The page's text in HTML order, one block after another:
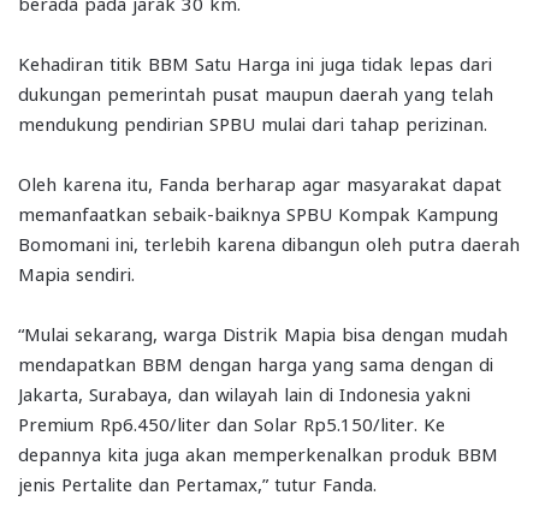
Kehadiran titik BBM Satu Harga ini juga tidak lepas dari
dukungan pemerintah pusat maupun daerah yang telah
mendukung pendirian SPBU mulai dari tahap perizinan.
Oleh karena itu, Fanda berharap agar masyarakat dapat
memanfaatkan sebaik-baiknya SPBU Kompak Kampung
Bomomani ini, terlebih karena dibangun oleh putra daerah
Mapia sendiri.
“Mulai sekarang, warga Distrik Mapia bisa dengan mudah
mendapatkan BBM dengan harga yang sama dengan di
Jakarta, Surabaya, dan wilayah lain di Indonesia yakni
Premium Rp6.450/liter dan Solar Rp5.150/liter. Ke
depannya kita juga akan memperkenalkan produk BBM
jenis Pertalite dan Pertamax,” tutur Fanda.